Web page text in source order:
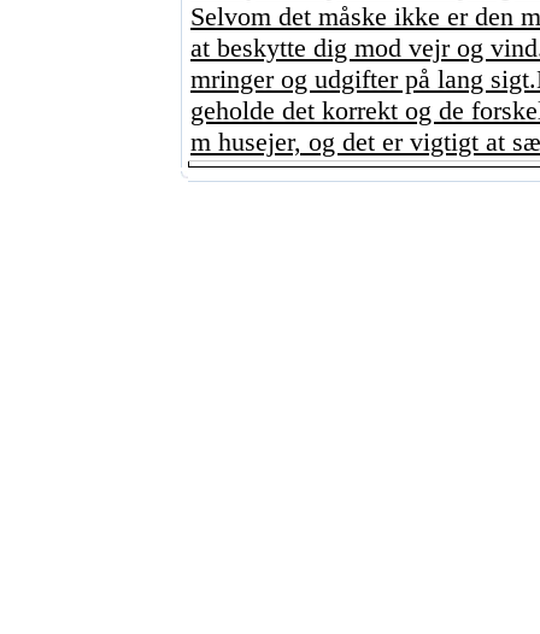
Selvom det måske ikke er den
at beskytte dig mod vejr og
mringer og udgifter på lang
geholde det korrekt og de
m husejer, og det er vigtigt at